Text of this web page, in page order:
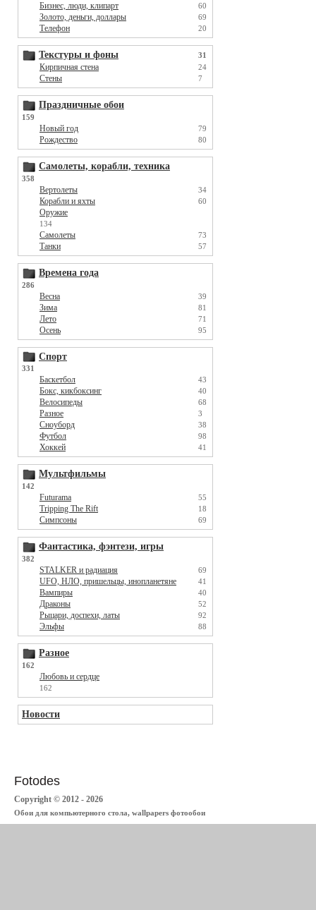
Бизнес, люди, клипарт 60
Золото, деньги, доллары 69
Телефон 20
Текстуры и фоны 31
Кирпичная стена 24
Стены 7
Праздничные обои
159
Новый год 79
Рождество 80
Самолеты, корабли, техника
358
Вертолеты 34
Корабли и яхты 60
Оружие
134
Самолеты 73
Танки 57
Времена года
286
Весна 39
Зима 81
Лето 71
Осень 95
Спорт
331
Баскетбол 43
Бокс, кикбоксинг 40
Велосипеды 68
Разное 3
Сноуборд 38
Футбол 98
Хоккей 41
Мультфильмы
142
Futurama 55
Tripping The Rift 18
Симпсоны 69
Фантастика, фэнтези, игры
382
STALKER и радиация 69
UFO, НЛО, пришельцы, инопланетяне 41
Вампиры 40
Драконы 52
Рыцари, доспехи, латы 92
Эльфы 88
Разное
162
Любовь и сердце
162
Новости
Fotodes
Copyright © 2012 - 2026
Обои для компьютерного стола, wallpapers фотообои